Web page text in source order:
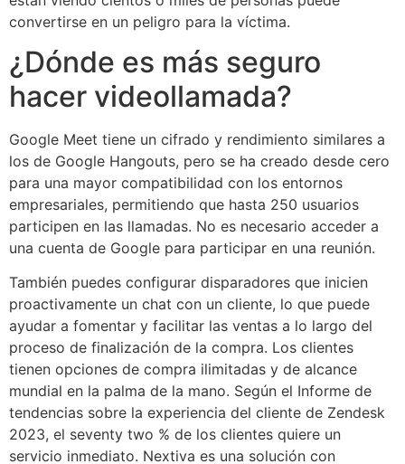
convertirse en un peligro para la víctima.
¿Dónde es más seguro
hacer videollamada?
Google Meet tiene un cifrado y rendimiento similares a
los de Google Hangouts, pero se ha creado desde cero
para una mayor compatibilidad con los entornos
empresariales, permitiendo que hasta 250 usuarios
participen en las llamadas. No es necesario acceder a
una cuenta de Google para participar en una reunión.
También puedes configurar disparadores que inicien
proactivamente un chat con un cliente, lo que puede
ayudar a fomentar y facilitar las ventas a lo largo del
proceso de finalización de la compra. Los clientes
tienen opciones de compra ilimitadas y de alcance
mundial en la palma de la mano. Según el Informe de
tendencias sobre la experiencia del cliente de Zendesk
2023, el seventy two % de los clientes quiere un
servicio inmediato. Nextiva es una solución con